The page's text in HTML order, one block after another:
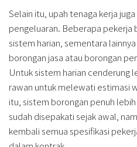
Selain itu, upah tenaga kerja
pengeluaran. Beberapa pekerja
sistem harian, sementara
borongan jasa atau borongan
Untuk sistem harian cenderung
rawan untuk melewati estimasi
itu, sistem borongan penuh
sudah disepakati sejak awal,
kembali semua spesifikasi